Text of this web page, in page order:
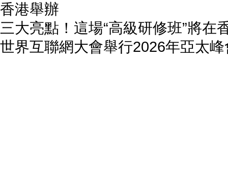
香港舉辦
三大亮點！這場“高級研修班”將在
世界互聯網大會舉行2026年亞太